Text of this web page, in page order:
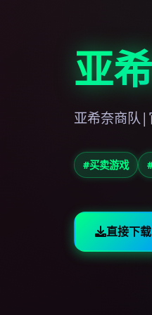
亚
亚希奈商队|
#买卖游戏
直接下载